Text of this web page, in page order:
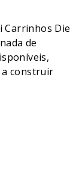
Carrinhos Die
de
a construir